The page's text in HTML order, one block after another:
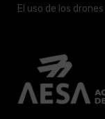
El uso de los